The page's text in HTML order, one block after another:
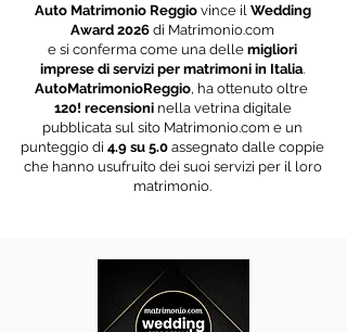
Auto Matrimonio Reggiovince il Wedding
Award 2026 di Matrimonio.com
e si conferma come una delle migliori
imprese di servizi per matrimoni in Italia.
AutoMatrimonioReggio, ha ottenuto oltre
120! recensioni nella vetrina digitale
pubblicata sul sito Matrimonio.com e un
punteggio di 4.9 su 5.0 assegnato dalle coppie
che hanno usufruito dei suoi servizi per il loro
matrimonio.